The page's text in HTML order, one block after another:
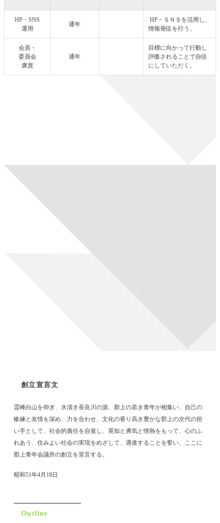
HP・SNS
運用
通年
HP・ＳＮＳを活用し、
情報発信を行う。
会員・
委員会
褒賞
通年
目標に向かって行動し
評価されることで自信
にしていただく。
創立宣言文
霊峰白山を仰ぎ、水清き長良川の源、郡上の若き青年が相集い、自己の
修練と友情を深め、力を合わせ、文化の香り高き豊かな郡上の次代の担
い手として、 社会的責任を自覚し、英知と勇気と情熱をもって、心のふ
れあう、住みよい社会の実現をめざして、遇進することを誓い、ここに
郡上青年会議所の創立を宣言する。
昭和51年4月18日
Outline